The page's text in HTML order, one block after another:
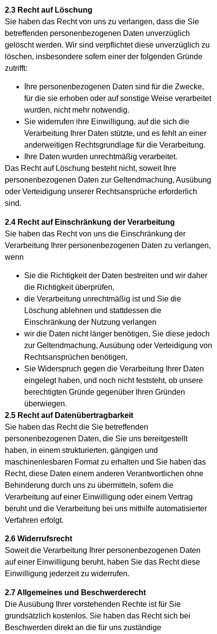
2.3 Recht auf Löschung
Sie haben das Recht von uns zu verlangen, dass die Sie
betreffenden personenbezogenen Daten unverzüglich
gelöscht werden. Wir sind verpflichtet diese unverzüglich zu
löschen, insbesondere sofern einer der folgenden Gründe
zutrifft:
Ihre personenbezogenen Daten sind für die Zwecke,
für die sie erhoben oder auf sonstige Weise verarbeitet
wurden, nicht mehr notwendig.
Sie widerrufen ihre Einwilligung, auf die sich die
Verarbeitung Ihrer Daten stützte, und es fehlt an einer
anderweitigen Rechtsgrundlage für die Verarbeitung.
Ihre Daten wurden unrechtmäßig verarbeitet.
Das Recht auf Löschung besteht nicht, soweit Ihre
personenbezogenen Daten zur Geltendmachung, Ausübung
oder Verteidigung unserer Rechtsansprüche erforderlich
sind.
2.4 Recht auf Einschränkung der Verarbeitung
Sie haben das Recht von uns die Einschränkung der
Verarbeitung Ihrer personenbezogenen Daten zu verlangen,
wenn
Sie die Richtigkeit der Daten bestreiten und wir daher
die Richtigkeit überprüfen,
die Verarbeitung unrechtmäßig ist und Sie die
Löschung ablehnen und stattdessen die
Einschränkung der Nutzung verlangen
wir die Daten nicht länger benötigen, Sie diese jedoch
zur Geltendmachung, Ausübung oder Verteidigung von
Rechtsansprüchen benötigen,
Sie Widerspruch gegen die Verarbeitung Ihrer Daten
eingelegt haben, und noch nicht feststeht, ob unsere
berechtigten Gründe gegenüber Ihren Gründen
überwiegen.
2.5 Recht auf Datenübertragbarkeit
Sie haben das Recht die Sie betreffenden
personenbezogenen Daten, die Sie uns bereitgestellt
haben, in einem strukturierten, gängigen und
maschinenlesbaren Format zu erhalten und Sie haben das
Recht, diese Daten einem anderen Verantwortlichen ohne
Behinderung durch uns zu übermitteln, sofern die
Verarbeitung auf einer Einwilligung oder einem Vertrag
beruht und die Verarbeitung bei uns mithilfe automatisierter
Verfahren erfolgt.
2.6 Widerrufsrecht
Soweit die Verarbeitung Ihrer personenbezogenen Daten
auf einer Einwilligung beruht, haben Sie das Recht diese
Einwilligung jederzeit zu widerrufen.
2.7 Allgemeines und Beschwerderecht
Die Ausübung Ihrer vorstehenden Rechte ist für Sie
grundsätzlich kostenlos. Sie haben das Recht sich bei
Beschwerden direkt an die für uns zuständige